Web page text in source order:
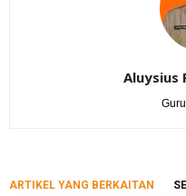
Aluysius
ARTIKEL YANG BERKAITAN